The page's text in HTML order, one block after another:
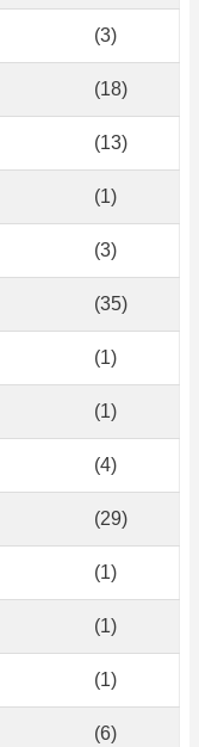
(3)
(18)
(13)
(1)
(3)
(35)
(1)
(1)
(4)
(29)
(1)
(1)
(1)
(6)